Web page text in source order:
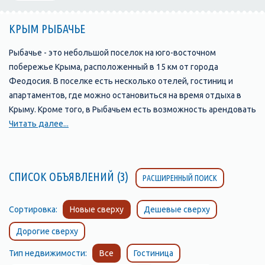
КРЫМ РЫБАЧЬЕ
Рыбачье - это небольшой поселок на юго-восточном
побережье Крыма, расположенный в 15 км от города
Феодосия. В поселке есть несколько отелей, гостиниц и
апартаментов, где можно остановиться на время отдыха в
Крыму. Кроме того, в Рыбачьем есть возможность арендовать
жилье в частном секторе, что может быть более выгодным
Цены на размещение в Рыбачьем могут варьироваться в
зависимости от сезона, расположения и уровня комфорта.
моря и обычно предлагают широкий спектр услуг, включая
рестораны, бары, бассейны, фитнес-центры и детские клубы.
Цены на такое размещение могут быть достаточно высок
Читать далее...
СПИСОК ОБЪЯВЛЕНИЙ (3) РАСШИРЕННЫЙ ПОИСК
Сортировка: Новые сверху Дешевые сверху
Дорогие сверху
Тип недвижимости: Все Гостиница